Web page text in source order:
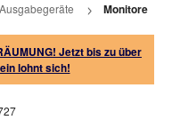
Monitore
Jetzt bis zu über
lohnt sich!